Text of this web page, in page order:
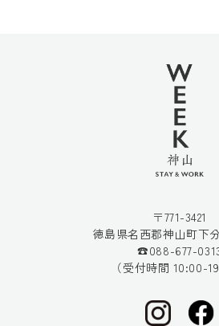
〒771-3421
徳島県名西郡神山町下
☎088-677-
（受付時間 10:00-